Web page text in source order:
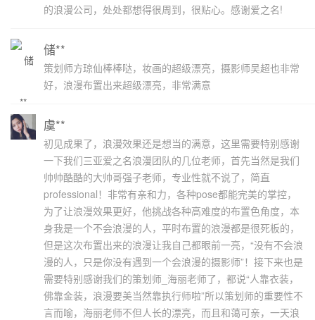
的浪漫公司，处处都想得很周到，很贴心。感谢爱之名!
储**
策划师方琼仙棒棒哒，妆画的超级漂亮，摄影师吴超也非常
好，浪漫布置出来超级漂亮，非常满意
虞**
初见成果了，浪漫效果还是想当的满意，这里需要特别感谢
一下我们三亚爱之名浪漫团队的几位老师，首先当然是我们
帅帅酷酷的大帅哥强子老师，专业性就不说了，简直
professional！非常有亲和力，各种pose都能完美的掌控，
为了让浪漫效果更好，他挑战各种高难度的布置色角度，本
身我是一个不会浪漫的人，平时布置的浪漫都是很死板的，
但是这次布置出来的浪漫让我自己都眼前一亮，“没有不会浪
漫的人，只是你没有遇到一个会浪漫的摄影师”！接下来也是
需要特别感谢我们的策划师_海丽老师了，都说“人靠衣装，
佛靠金装，浪漫要美当然靠执行师啦”所以策划师的重要性不
言而喻，海丽老师不但人长的漂亮，而且和蔼可亲，一天浪